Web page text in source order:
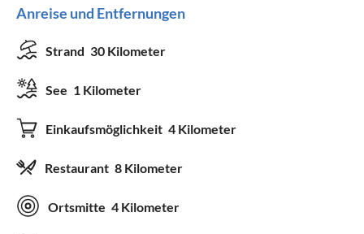
Anreise und Entfernungen
Strand 30 Kilometer
See 1 Kilometer
Einkaufsmöglichkeit 4 Kilometer
Restaurant 8 Kilometer
Ortsmitte 4 Kilometer